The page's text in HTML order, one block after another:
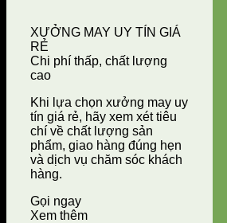
XƯỞNG MAY UY TÍN GIÁ
RẺ
Chi phí thấp, chất lượng
cao
Khi lựa chọn xưởng may uy
tín giá rẻ, hãy xem xét tiêu
chí về chất lượng sản
phẩm, giao hàng đúng hẹn
và dịch vụ chăm sóc khách
hàng.
Gọi ngay
Xem thêm